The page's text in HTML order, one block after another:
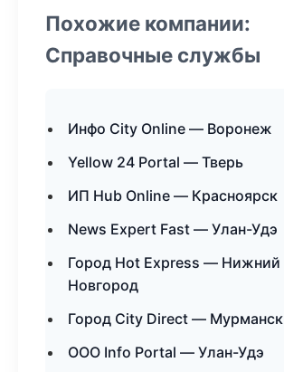
Похожие компании:
Справочные службы
Инфо City Online — Воронеж
Yellow 24 Portal — Тверь
ИП Hub Online — Красноярск
News Expert Fast — Улан-Удэ
Город Hot Express — Нижний
Новгород
Город City Direct — Мурманск
ООО Info Portal — Улан-Удэ